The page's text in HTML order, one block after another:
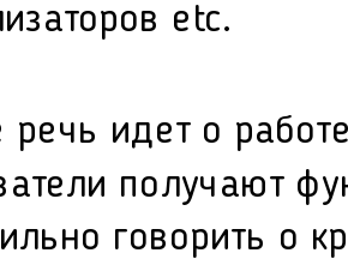
etc.
речь идет о
получают
говорить о